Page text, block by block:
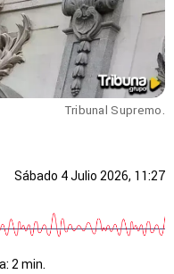
Tribunal Supremo.
Sábado 4 Julio 2026, 11:27
2 min.